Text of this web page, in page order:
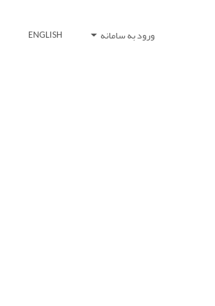
ورود به سامانه ENGLISH